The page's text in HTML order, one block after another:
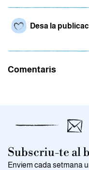
Desa la
Comentaris
Subscriu-te al
Enviem cada setmana